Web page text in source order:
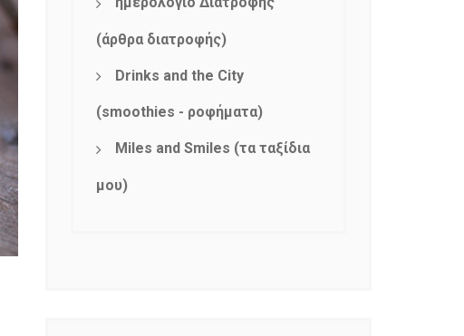
(άρθρα διατροφής)
Drinks and the City
(smoothies - ροφήματα)
Miles and Smiles (τα ταξίδια
μου)